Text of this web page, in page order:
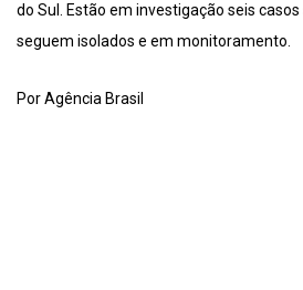
do Sul. Estão em investigação seis
seguem isolados e em monitoramento.
Por Agência Brasil